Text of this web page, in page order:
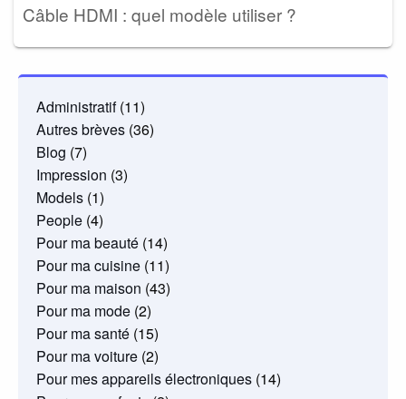
Câble HDMI : quel modèle utiliser ?
Administratif(11)
Autres brèves (36)
Blog (7)
Impression (3)
Models (1)
People (4)
Pour ma beauté (14)
Pour ma cuisine (11)
Pour ma maison (43)
Pour ma mode (2)
Pour ma santé (15)
Pour ma voiture (2)
Pour mes appareils électroniques (14)